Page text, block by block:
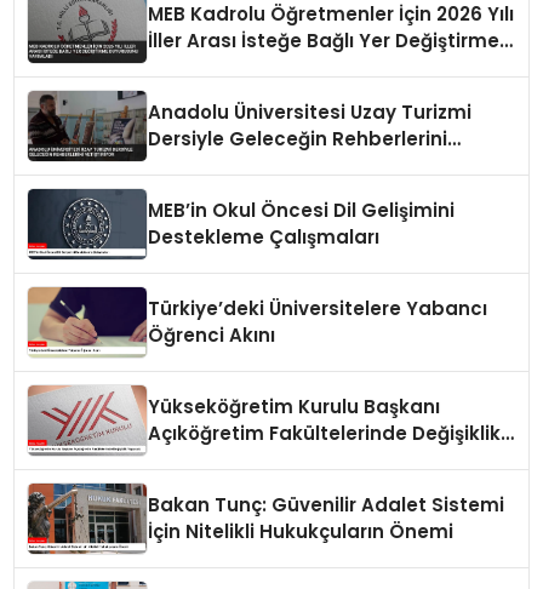
MEB Kadrolu Öğretmenler İçin 2026 Yılı
İller Arası İsteğe Bağlı Yer Değiştirme
Anadolu Üniversitesi Uzay Turizmi
Dersiyle Geleceğin Rehberlerini
MEB’in Okul Öncesi Dil Gelişimini
Destekleme Çalışmaları
Türkiye’deki Üniversitelere Yabancı
Öğrenci Akını
Yükseköğretim Kurulu Başkanı
Açıköğretim Fakültelerinde Değişiklik
Bakan Tunç: Güvenilir Adalet Sistemi
İçin Nitelikli Hukukçuların Önemi